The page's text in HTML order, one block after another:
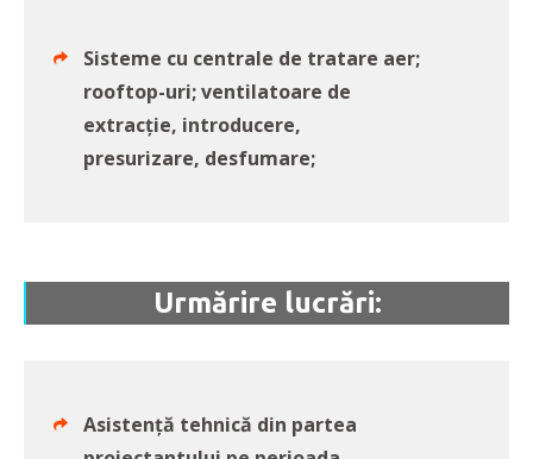
Sisteme cu centrale de tratare aer;
rooftop-uri; ventilatoare de
extracție, introducere,
presurizare, desfumare;
Urmărire lucrări:
Asistență tehnică din partea